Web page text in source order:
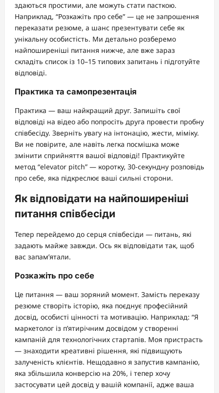
здаються простими, але можуть стати пасткою.
Наприклад, “Розкажіть про себе” — це не запрошення
переказати резюме, а шанс презентувати себе як
унікальну особистість. Ми детально розберемо
найпоширеніші питання нижче, але вже зараз
складіть список із 10–15 типових запитань і підготуйте
відповіді.
Практика та самопрезентація
Практика — ваш найкращий друг. Запишіть свої
відповіді на відео або попросіть друга провести пробну
співбесіду. Зверніть увагу на інтонацію, жести, міміку.
Ви не повірите, але навіть легка посмішка може
змінити сприйняття вашої відповіді! Практикуйте
метод “elevator pitch” — коротку, 30-секундну розповідь
про себе, яка підкреслює ваші сильні сторони.
Як відповідати на найпоширеніші
питання співбесіди
Тепер перейдемо до серця співбесіди — питань, які
задають майже завжди. Ось як відповідати так, щоб
вас запам’ятали.
Розкажіть про себе
Це питання — ваш зоряний момент. Замість переказу
резюме створіть історію, яка поєднує професійний
досвід, особисті цінності та мотивацію. Наприклад: “Я
маркетолог із п’ятирічним досвідом у створенні
кампаній для технологічних стартапів. Моя пристрасть
— знаходити креативні рішення, які підвищують
залученість клієнтів. Нещодавно я запустив кампанію,
яка збільшила конверсію на 20%, і тепер хочу
застосувати цей досвід у вашій компанії, адже ваша